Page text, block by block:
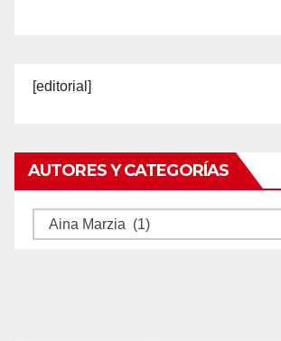
[editorial]
AUTORES Y CATEGORÍAS
Autores